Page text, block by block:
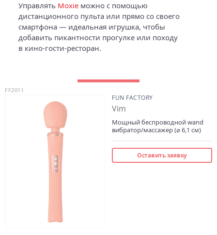
Управлять Moxie можно с помощью
дистанционного пульта или прямо со своего
смартфона — идеальная игрушка, чтобы
добавить пикантности прогулке или походу
в кино-гости-ресторан.
FUN FACTORY
Vim
Мощный беспроводной wand
вибратор/массажер (⌀ 6,1 см)
FF2011
Оставить заявку